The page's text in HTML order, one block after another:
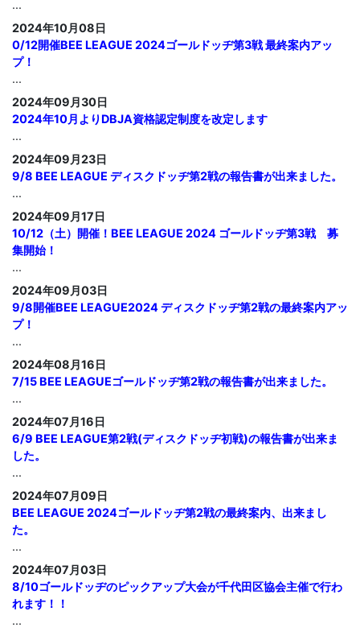
...
2024年10月08日
0/12開催BEE LEAGUE 2024ゴールドッヂ第3戦 最終案内アッ
プ！
...
2024年09月30日
2024年10月よりDBJA資格認定制度を改定します
...
2024年09月23日
9/8 BEE LEAGUE ディスクドッヂ第2戦の報告書が出来ました。
...
2024年09月17日
10/12（土）開催！BEE LEAGUE 2024 ゴールドッヂ第3戦 募
集開始！
...
2024年09月03日
9/8開催BEE LEAGUE2024 ディスクドッヂ第2戦の最終案内アッ
プ！
...
2024年08月16日
7/15 BEE LEAGUEゴールドッヂ第2戦の報告書が出来ました。
...
2024年07月16日
6/9 BEE LEAGUE第2戦(ディスクドッヂ初戦)の報告書が出来ま
した。
...
2024年07月09日
BEE LEAGUE 2024ゴールドッヂ第2戦の最終案内、出来まし
た。
...
2024年07月03日
8/10ゴールドッヂのピックアップ大会が千代田区協会主催で行わ
れます！！
...